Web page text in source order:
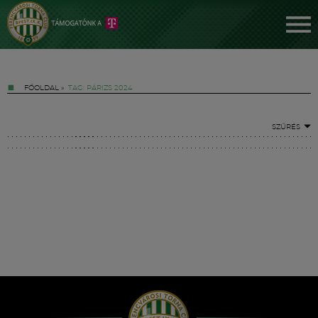
FŐOLDAL » TAG: PÁRIZS 2024
SZŰRÉS
Hírek